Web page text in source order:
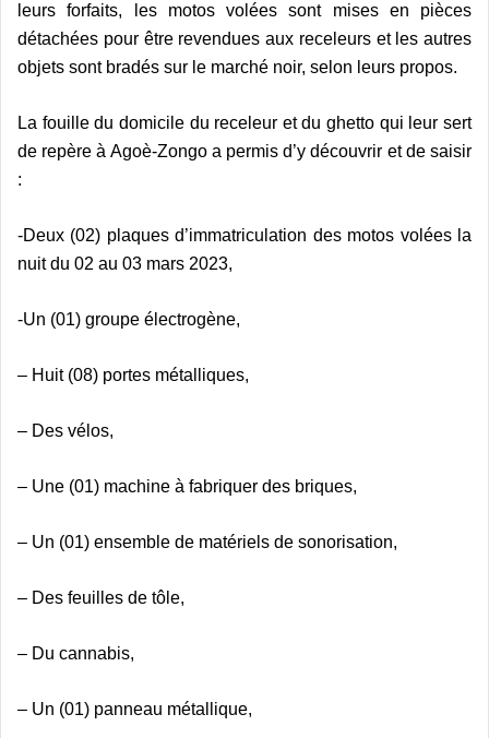
leurs forfaits, les motos volées sont mises en pièces
détachées pour être revendues aux receleurs et les autres
objets sont bradés sur le marché noir, selon leurs propos.
La fouille du domicile du receleur et du ghetto qui leur sert
de repère à Agoè-Zongo a permis d’y découvrir et de saisir
:
-Deux (02) plaques d’immatriculation des motos volées la
nuit du 02 au 03 mars 2023,
-Un (01) groupe électrogène,
– Huit (08) portes métalliques,
– Des vélos,
– Une (01) machine à fabriquer des briques,
– Un (01) ensemble de matériels de sonorisation,
– Des feuilles de tôle,
– Du cannabis,
– Un (01) panneau métallique,